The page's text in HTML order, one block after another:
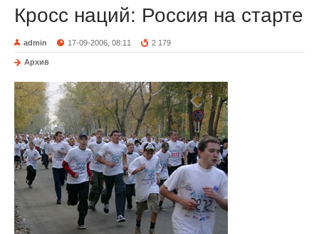
Кросс наций: Россия на старте
admin 17-09-2006, 08:11 2 179
Архив